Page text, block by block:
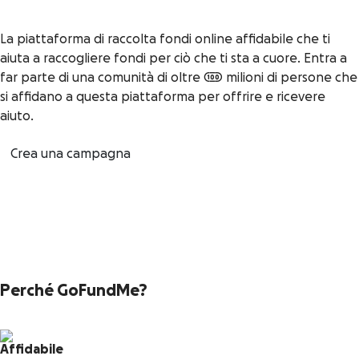
La piattaforma di raccolta fondi online affidabile che ti
aiuta a raccogliere fondi per ciò che ti sta a cuore. Entra a
far parte di una comunità di oltre 100 milioni di persone che
si affidano a questa piattaforma per offrire e ricevere
aiuto.
Crea una campagna
Perché GoFundMe?
Affidabile